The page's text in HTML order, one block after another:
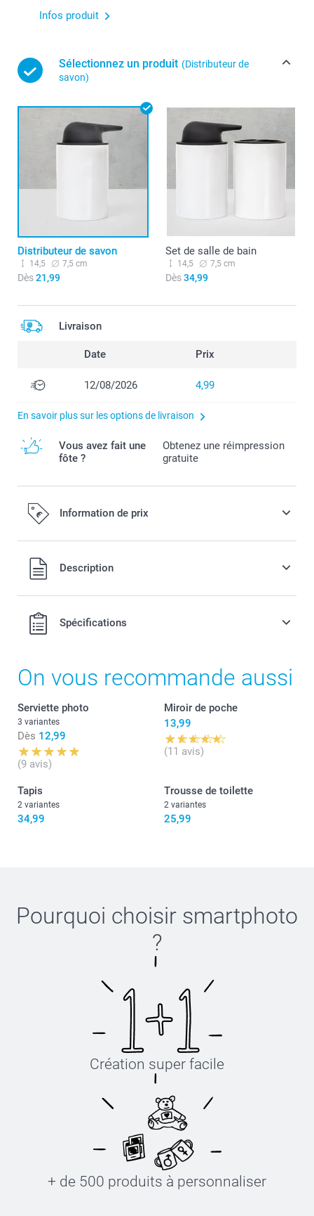
Infos produit
Sélectionnez un produit (Distributeur de
savon)
Distributeur de savon
14,5 7,5 cm
Dès21,99
Set de salle de bain
14,5 7,5 cm
Dès34,99
Livraison
Date Prix
12/08/2026 4,99
En savoir plus sur les options de livraison
Vous avez fait une
fôte ?
Obtenez une réimpression
gratuite
Information de prix
Tous les prix sont en EURO (€), TVA incluse et hors frais de
port.
Description
Spécifications
On vous recommande aussi
Serviette photo
3 variantes
Dès 12,99
(9 avis)
Miroir de poche
13,99
(11 avis)
Tapis
2 variantes
34,99
Trousse de toilette
2 variantes
25,99
Pourquoi choisir smartphoto
?
Création super facile
+ de 500 produits à personnaliser